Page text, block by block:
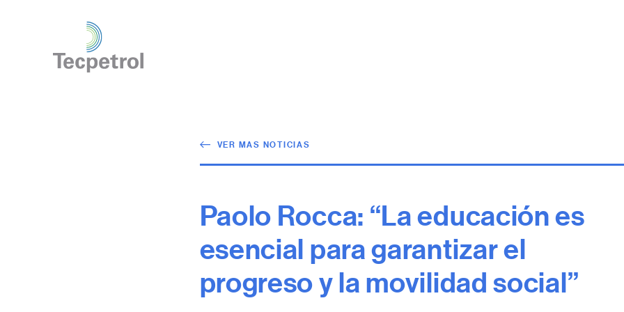
VER MAS NOTICIAS
Paolo Rocca: “La educación es
esencial para garantizar el
progreso y la movilidad social”